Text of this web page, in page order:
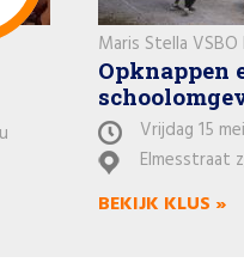
Maris Stella
Opknappen
Vrijdag 15
Elmesstraat
BEKIJK KLUS »